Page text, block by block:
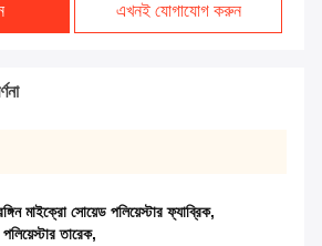
এখনই যোগাযোগ করুন
মাইক্রো সোয়েড পলিয়েস্টার ফ্যাব্রিক,
তারেক,